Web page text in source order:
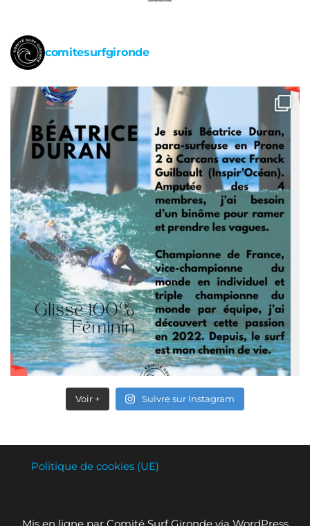
comitesurfgironde
Voir + Suivre sur Instagram
Politique de cookies (UE)